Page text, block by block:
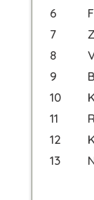
6
7
8
9
10
11
12
13